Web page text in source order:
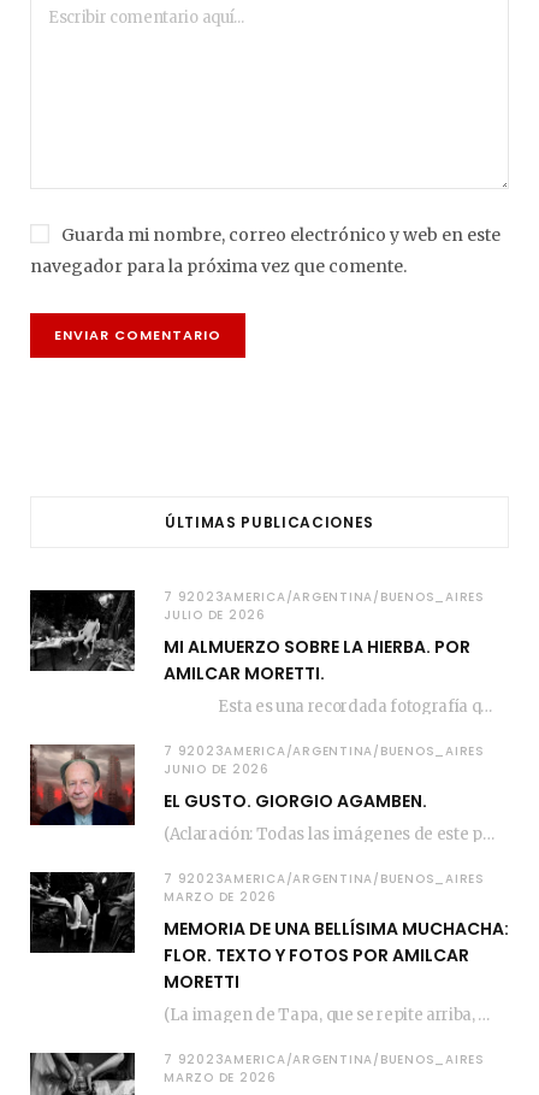
Guarda mi nombre, correo electrónico y web en este
navegador para la próxima vez que comente.
ÚLTIMAS PUBLICACIONES
7 92023AMERICA/ARGENTINA/BUENOS_AIRES
JULIO DE 2026
MI ALMUERZO SOBRE LA HIERBA. POR
AMILCAR MORETTI.
Esta es una recordada fotografía que registré…
7 92023AMERICA/ARGENTINA/BUENOS_AIRES
JUNIO DE 2026
EL GUSTO. GIORGIO AGAMBEN.
(Aclaración: Todas las imágenes de este posteo fueron tomadas de Bloghemia.com, y todos los…
7 92023AMERICA/ARGENTINA/BUENOS_AIRES
MARZO DE 2026
MEMORIA DE UNA BELLÍSIMA MUCHACHA:
FLOR. TEXTO Y FOTOS POR AMILCAR
MORETTI
(La imagen de Tapa, que se repite arriba, fue compuesta por Amilcar Moretti el viernes…
7 92023AMERICA/ARGENTINA/BUENOS_AIRES
MARZO DE 2026